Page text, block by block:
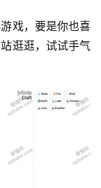
戏，要是你也喜
逛逛，试试手气